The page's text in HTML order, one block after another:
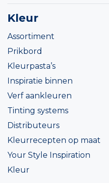
Kleur
Assortiment
Prikbord
Kleurpasta’s
Inspiratie binnen
Verf aankleuren
Tinting systems
Distributeurs
Kleurrecepten op maat
Your Style Inspiration
Kleur